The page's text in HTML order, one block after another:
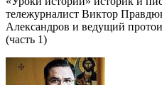
тележурналист Виктор
Александров и ведущий
(часть 1)